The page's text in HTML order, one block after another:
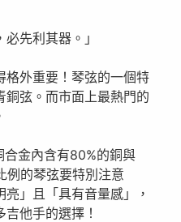
先利其器。」
格外重要！琴弦的一個特
銅弦。而市面上最熱門的
金內含有80%的銅與
例的琴弦要特別注意
」且「具有音量感」，
他手的選擇！